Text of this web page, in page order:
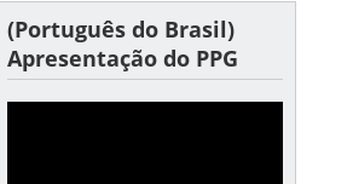
(Português do Brasil)
Apresentação do PPG